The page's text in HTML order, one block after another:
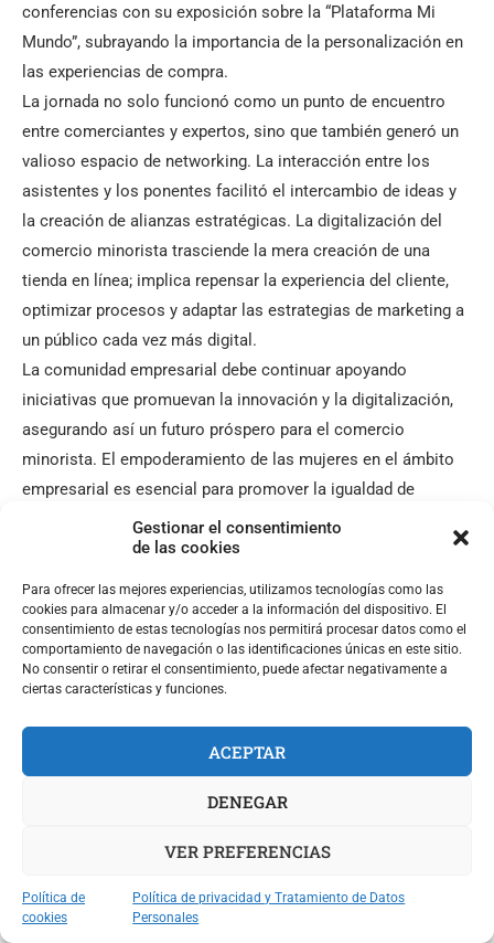
Gestionar el consentimiento
de las cookies
Para ofrecer las mejores experiencias, utilizamos tecnologías como las
cookies para almacenar y/o acceder a la información del dispositivo. El
consentimiento de estas tecnologías nos permitirá procesar datos como el
comportamiento de navegación o las identificaciones únicas en este sitio.
No consentir o retirar el consentimiento, puede afectar negativamente a
ciertas características y funciones.
ACEPTAR
DENEGAR
VER PREFERENCIAS
Política de
cookies
Política de privacidad y Tratamiento de Datos
Personales
conferencias con su exposición sobre la “Plataforma Mi
Mundo”, subrayando la importancia de la personalización en
las experiencias de compra.
La jornada no solo funcionó como un punto de encuentro
entre comerciantes y expertos, sino que también generó un
valioso espacio de networking. La interacción entre los
asistentes y los ponentes facilitó el intercambio de ideas y
la creación de alianzas estratégicas. La digitalización del
comercio minorista trasciende la mera creación de una
tienda en línea; implica repensar la experiencia del cliente,
optimizar procesos y adaptar las estrategias de marketing a
un público cada vez más digital.
La comunidad empresarial debe continuar apoyando
iniciativas que promuevan la innovación y la digitalización,
asegurando así un futuro próspero para el comercio
minorista. El empoderamiento de las mujeres en el ámbito
empresarial es esencial para promover la igualdad de
oportunidades entre mujeres y hombres y mejorar la
competitividad en el mercado. A través de iniciativas como
unas de otras, inspirarse mutuamente y construir alianzas
estratégicas que fortalezcan sus negocios.